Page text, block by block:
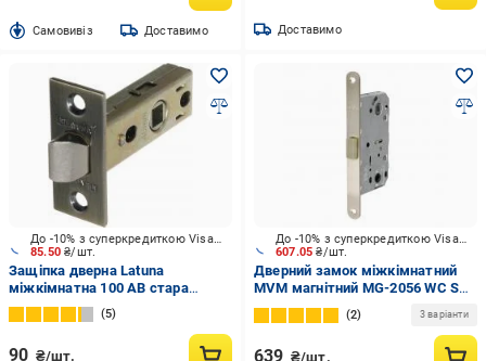
Cамовивіз Доставимо Доставимо
85.50₴/шт.
До -10% з суперкредиткою Visa Вигода
Защіпка дверна Latuna
міжкімнатна 100 AB стара
бронза
5
90 ₴/шт.
607.05₴/шт.
До -10% з суперкредиткою Visa Вигода
Дверний замок міжкімнатний
MVM магнітний MG-2056 WC SN
матовий нікель
2 3 варіанти
639 ₴/шт.